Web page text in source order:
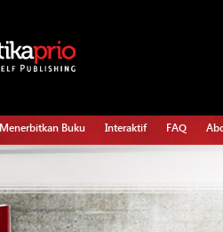
Menerbitkan Buku Interaktif FAQ